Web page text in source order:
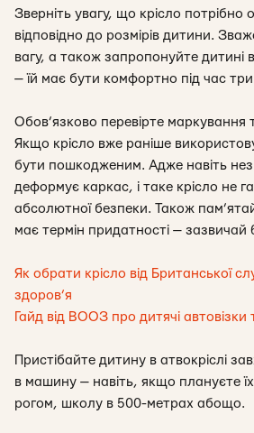
Зверніть увагу, що крісло
відповідно до розмірів дитини.
вагу, а також запропонуйте дитині
— їй має бути комфортно під час
Обов’язково перевірте маркування
Якщо крісло вже раніше
бути пошкодженим. Адже навіть
деформує каркас, і таке крісло не
абсолютної безпеки. Також
має термін придатності — зазвичай
Як обрати крісло від Британської
здоров’я
Гайд від ВООЗ про дитячі автовізки
Пристібайте дитину в атвокріслі
в машину — навіть, якщо плануєте
рогом, школу в 500-метрах абощо.